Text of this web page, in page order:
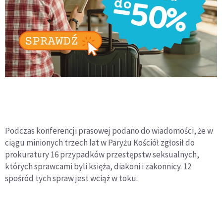
Podczas konferencji prasowej podano do wiadomości, że w
ciągu minionych trzech lat w Paryżu Kościół zgłosił do
prokuratury 16 przypadków przestępstw seksualnych,
których sprawcami byli księża, diakoni i zakonnicy. 12
spośród tych spraw jest wciąż w toku.